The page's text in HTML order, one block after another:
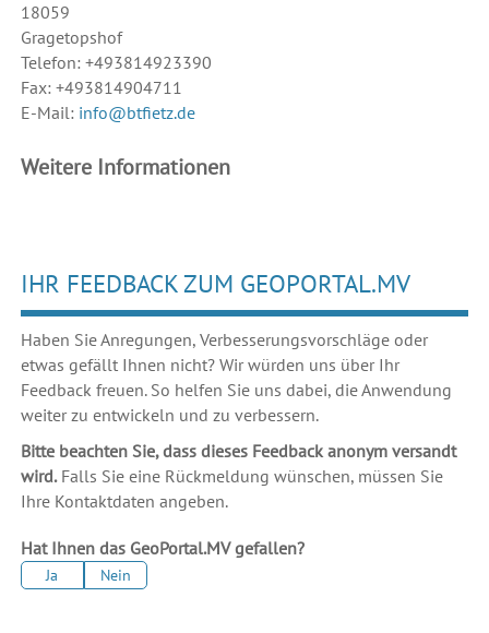
18059
Gragetopshof
Telefon: +493814923390
Fax: +493814904711
E-Mail: info@btfietz.de
Weitere Informationen
IHR FEEDBACK ZUM GEOPORTAL.MV
Haben Sie Anregungen, Verbesserungsvorschläge oder
etwas gefällt Ihnen nicht? Wir würden uns über Ihr
Feedback freuen. So helfen Sie uns dabei, die Anwendung
weiter zu entwickeln und zu verbessern.
Bitte beachten Sie, dass dieses Feedback anonym versandt
wird.Falls Sie eine Rückmeldung wünschen, müssen Sie
Ihre Kontaktdaten angeben.
Hat Ihnen das GeoPortal.MV gefallen?
Ja Nein